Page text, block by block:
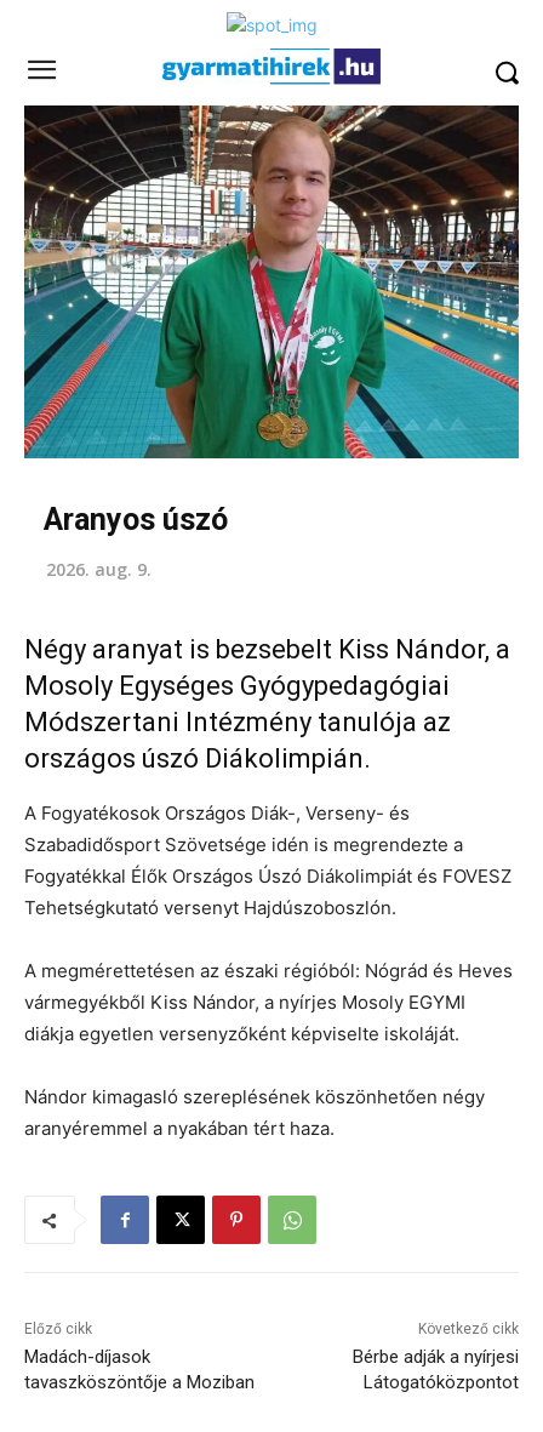
Aranyos úszó
2026. aug. 9.
Négy aranyat is bezsebelt Kiss Nándor, a
Mosoly Egységes Gyógypedagógiai
Módszertani Intézmény tanulója az
országos úszó Diákolimpián.
A Fogyatékosok Országos Diák-, Verseny- és
Szabadidősport Szövetsége idén is megrendezte a
Fogyatékkal Élők Országos Úszó Diákolimpiát és FOVESZ
Tehetségkutató versenyt Hajdúszoboszlón.
A megmérettetésen az északi régióból: Nógrád és Heves
vármegyékből Kiss Nándor, a nyírjes Mosoly EGYMI
diákja egyetlen versenyzőként képviselte iskoláját.
Nándor kimagasló szereplésének köszönhetően négy
aranyéremmel a nyakában tért haza.
Előző cikk
Madách-díjasok
tavaszköszöntője a Moziban
Következő cikk
Bérbe adják a nyírjesi
Látogatóközpontot